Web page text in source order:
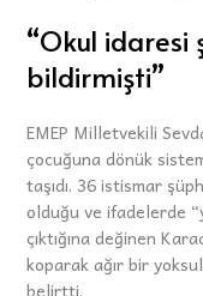
“Okul idaresi
bildirmişti”
EMEP Milletvekili
çocuğuna dönük
taşıdı. 36 istismar
olduğu ve ifadelerde
çıktığına değinen
koparak ağır bir
belirtti.